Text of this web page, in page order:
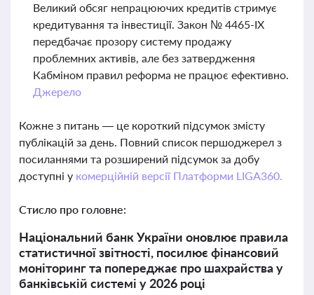
Великий обсяг непрацюючих кредитів стримує
кредитування та інвестиції. Закон № 4465-ІХ
передбачає прозору систему продажу
проблемних активів, але без затвердження
Кабміном правил реформа не працює ефективно.
Джерело
Кожне з питань — це короткий підсумок змісту
публікацій за день. Повний список першоджерел з
посиланнями та розширений підсумок за добу
доступні у комерційній версії Платформи LIGA360.
Стисло про головне:
Національний банк України оновлює правила
статистичної звітності, посилює фінансовий
моніторинг та попереджає про шахрайства у
банківській системі у 2026 році